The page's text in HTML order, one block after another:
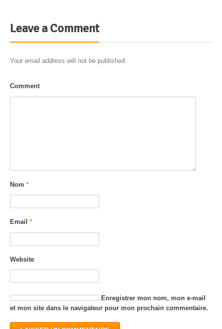
Leave a Comment
Your email address will not be published.
Comment
Nom *
Email *
Website
Enregistrer mon nom, mon e-mail
et mon site dans le navigateur pour mon prochain commentaire.